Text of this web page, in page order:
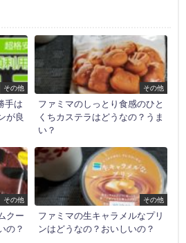
その他
手は
が良
その他
ファミマのしっとり食感のひと
くちカステラはどうなの？うま
い？
その他
クー
の？
その他
ファミマの生キャラメルなプリ
ンはどうなの？おいしいの？